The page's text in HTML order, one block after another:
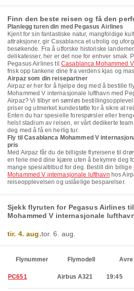
Finn den beste reisen og få den
Planlegg turen din med Pegasus Airlines
Kjent for sin fantastiske natur, mangfoldige
attraksjoner, gir Casablanca et utrolig og
besøkende. Fra å utforske historiske
delikatesser, her er det noe for enhver smak.
Pegasus Airlines til Casablanca Mohammed
frisk opp tankene dine fra verdens kjas og
Airpaz som din reisepartner
Airpaz er her for å hjelpe deg med å bestille
Mohammed V internasjonale lufthavn med
Airpaz? Vi tilbyr en sømløs
priser og utmerket kundestøtte for å sikre at
Enten du har spesielle forespørsler eller
helst stadium av reisen, er vårt dedikerte
deg med å få en herlig tur.
Fly til Casablanca Mohammed V
pris
Med Airpaz får du de billigste flyreisene til
en ferie med dine kjære uten å bekymre deg
mange spesialtilbud for deg. Bestill din billige
Mohammed V internasjonale lufthavn hos
reiseopplevelsen og uslåelige besparelser.
Sjekk flyruten for Pegasus Airlines
Mohammed V internasjonale
tir. 4. aug.tor. 6. aug.
Flynummer Flymodell
PC651 Airbus A321 19:45